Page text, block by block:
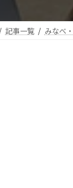
記事一覧 みなべ